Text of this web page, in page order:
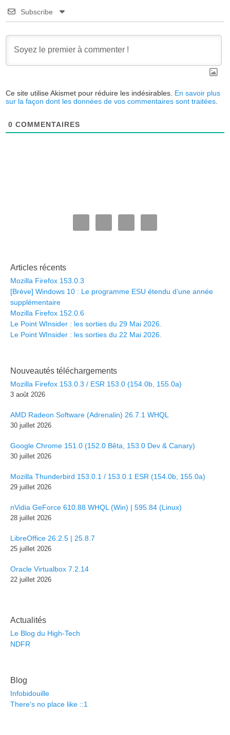
Subscribe
Ce site utilise Akismet pour réduire les indésirables. En savoir plus
sur la façon dont les données de vos commentaires sont traitées
0 COMMENTAIRES
Articles récents
Mozilla Firefox 153.0.3
[Brève] Windows 10 : Le programme ESU étendu d’une année
supplémentaire
Mozilla Firefox 152.0.6
Le Point WInsider : les sorties du 29 Mai 2026.
Le Point WInsider : les sorties du 22 Mai 2026.
Nouveautés téléchargements
Mozilla Firefox 153.0.3 / ESR 153.0 (154.0b, 155.0a)
3 août 2026
AMD Radeon Software (Adrenalin) 26.7.1 WHQL
30 juillet 2026
Google Chrome 151.0 (152.0 Bêta, 153.0 Dev & Canary)
30 juillet 2026
Mozilla Thunderbird 153.0.1 / 153.0.1 ESR (154.0b, 155.0a)
29 juillet 2026
nVidia GeForce 610.88 WHQL (Win) | 595.84 (Linux)
28 juillet 2026
LibreOffice 26.2.5 | 25.8.7
25 juillet 2026
Oracle Virtualbox 7.2.14
22 juillet 2026
Actualités
Le Blog du High-Tech
NDFR
Blog
Infobidouille
There's no place like ::1